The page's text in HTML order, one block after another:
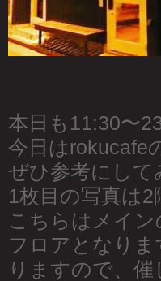
本日も11:30〜
今日はrokucafe
ぜひ参考にして
1枚目の写真は
こちらはメイ
フロアとなり
りますので、